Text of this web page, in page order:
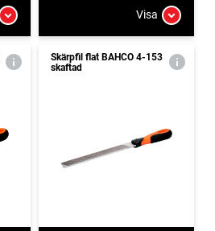
Visa
Skärpfil flat BAHCO 4-153
skaftad